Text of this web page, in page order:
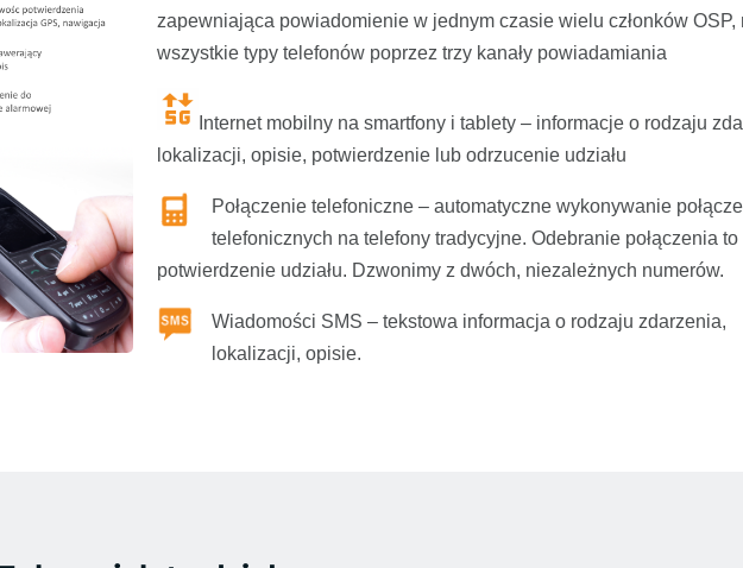
zapewniająca powiadomienie w jednym czasie wielu członków OSP,
wszystkie typy telefonów poprzez trzy kanały powiadamiania
Internet mobilny na smartfony i tablety – informacje o rodzaju
lokalizacji, opisie, potwierdzenie lub odrzucenie udziału
Połączenie telefoniczne – automatyczne wykonywanie
telefonicznych na telefony tradycyjne. Odebranie połączenia to
potwierdzenie udziału. Dzwonimy z dwóch, niezależnych numerów.
Wiadomości SMS – tekstowa informacja o rodzaju zdarzenia,
lokalizacji, opisie.